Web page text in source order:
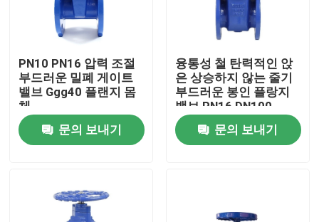
PN10 PN16 압력 조절
부드러운 밀폐 게이트
밸브 Ggg40 플랜지 몸
체
문의 보내기
융통성 철 탄력적인 앉
은 상승하지 않는 줄기
부드러운 봉인 플랑지
밸브 PN16 DN100
문의 보내기